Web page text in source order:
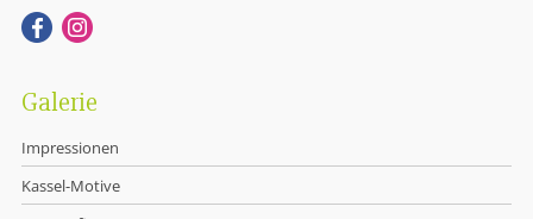
Galerie
Impressionen
Kassel-Motive